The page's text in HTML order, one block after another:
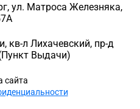
, ул. Матроса Железняка,
, кв-л Лихачевский, пр-д
Выдачи)
сайта